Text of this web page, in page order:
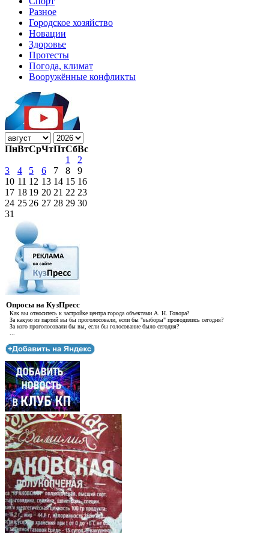
Разное
Городское хозяйство
Новации
Здоровье
Протесты
Погода, климат
Вооружённые конфликты
ПнВтСрЧтПтСбВс
1
2
3
4 5 6 7 8
9
10 11 12 13 14 15 16
17 18 19 20 21 22 23
24 25 26 27 28 29 30
31
Опросы на КузПресс
Как вы относитесь к застройке центра города объектами А. Н. Говора?
За какую из партий вы бы проголосовали, если бы "выборы" проводились сегодня?
За кого проголосовали бы вы, если бы голосование было сегодня?